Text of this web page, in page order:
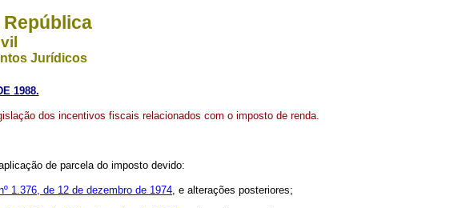
Jurídicos
1988.
dos incentivos fiscais relacionados com o imposto de renda.
de parcela do imposto devido:
de 12 de dezembro de 1974, e alterações posteriores;